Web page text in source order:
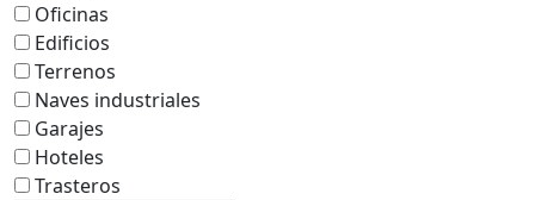
Oficinas
Edificios
Terrenos
Naves industriales
Garajes
Hoteles
Trasteros